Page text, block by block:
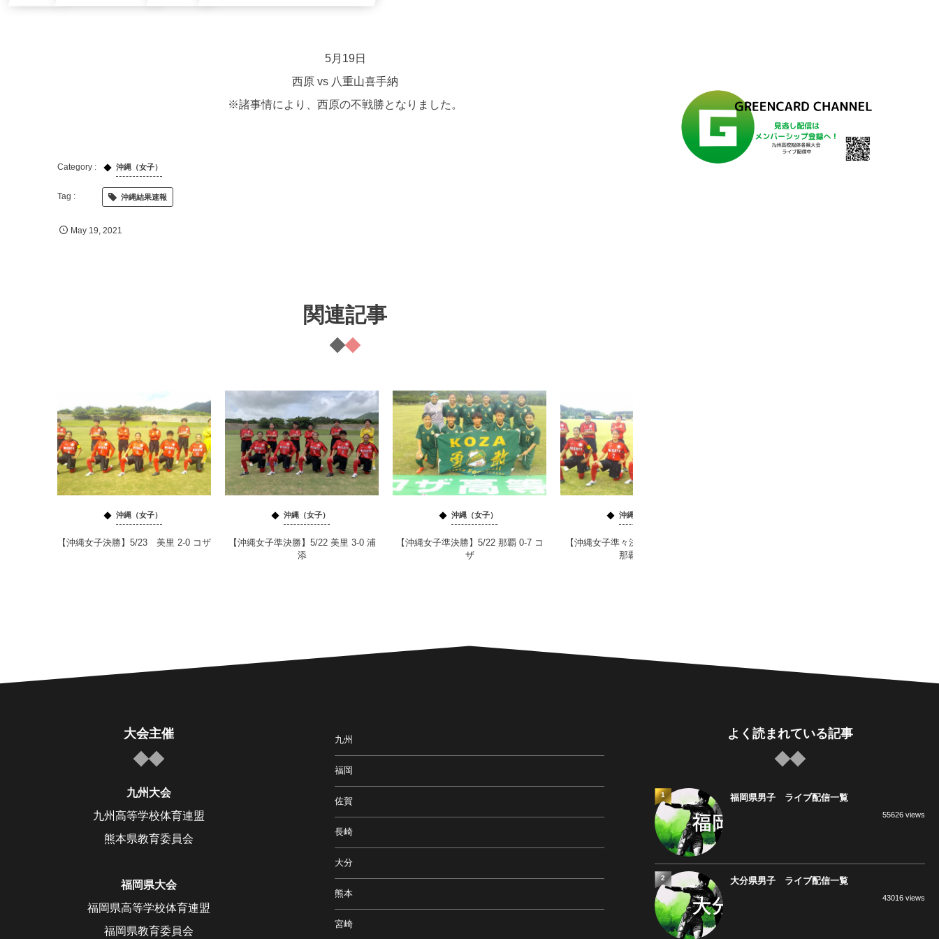
5月19日
西原 vs 八重山喜手納
※諸事情により、西原の不戦勝となりました。
沖縄（女子）
沖縄結果速報
May 19,2021
関連記事
沖縄（女子）
【沖縄女子決勝】5/23 美里 2-0 コザ
沖縄（女子）
【沖縄女子準決勝】5/22 美里 3-0 浦
添
沖縄（女子）
【沖縄女子準決勝】5/22 那覇 0-7 コ
ザ
沖縄（女子）
【沖縄女子準々決勝】5/21 美里 3-0
那覇商業
大会主催
九州大会
九州高等学校体育連盟
熊本県教育委員会
福岡県大会
福岡県高等学校体育連盟
福岡県教育委員会
九州
福岡
佐賀
長崎
大分
熊本
宮崎
よく読まれている記事
福岡県男子 ライブ配信一覧
55626 views
1
大分県男子 ライブ配信一覧
43016 views
2